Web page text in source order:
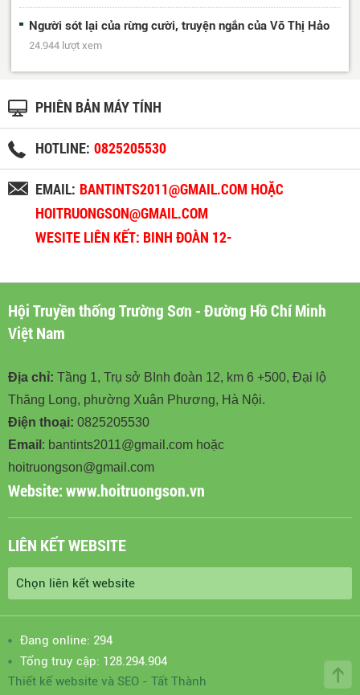
Người sót lại của rừng cười, truyện ngắn của Võ Thị Hảo
24.944 lượt xem
PHIÊN BẢN MÁY TÍNH
HOTLINE: 0825205530
EMAIL: BANTINTS2011@GMAIL.COM HOẶC
HOITRUONGSON@GMAIL.COM
WESITE LIÊN KẾT: BINH ĐOÀN 12-
Hội Truyền thống Trường Sơn - Đường Hồ Chí Minh
Việt Nam
Địa chỉ: Tầng 1, Trụ sở BInh đoàn 12, km 6 +500, Đại lộ
Thăng Long, phường Xuân Phương, Hà Nội.
Điện thoại: 0825205530
Email : bantints2011@gmail.com hoặc
hoitruongson@gmail.com
Website:www.hoitruongson.vn
LIÊN KẾT WEBSITE
Đang online: 294
Tổng truy cập: 128.294.904
Thiết kế website và SEO - Tất Thành